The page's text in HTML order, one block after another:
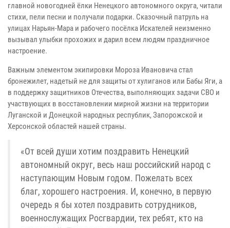
главной новогодней ёлки Ненецкого автономного округа, читали
стихи, пели песни и получали подарки. Сказочный патруль на
улицах Нарьян-Мара и рабочего посёлка Искателей неизменно
вызывал улыбки прохожих и дарил всем людям праздничное
настроение.
Важным элементом экипировки Мороза Ивановича стал
бронежилет, надетый не для защиты от хулиганов или Бабы Яги, а
в поддержку защитников Отечества, выполняющих задачи СВО и
участвующих в восстановлении мирной жизни на территории
Луганской и Донецкой народных республик, Запорожской и
Херсонской областей нашей страны.
«От всей души хотим поздравить Ненецкий
автономный округ, весь наш российский народ с
наступающим Новым годом. Пожелать всех
благ, хорошего настроения. И, конечно, в первую
очередь я бы хотел поздравить сотрудников,
военнослужащих Росгвардии, тех ребят, кто на